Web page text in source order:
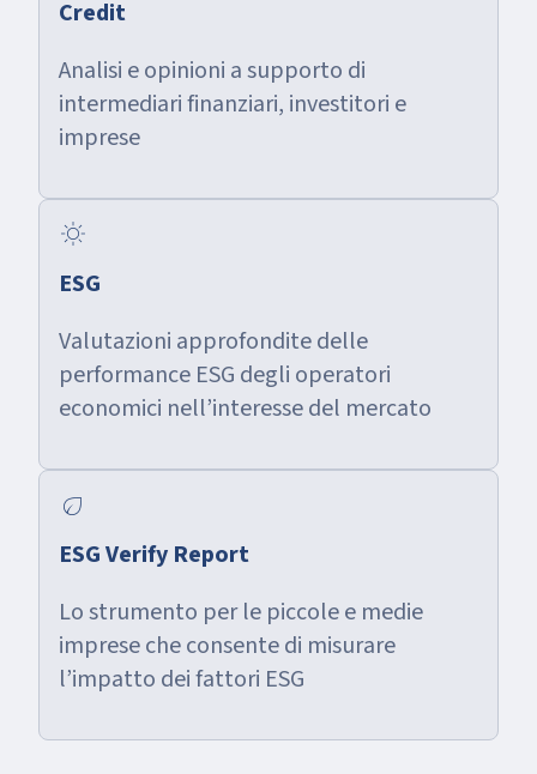
Credit
Analisi e opinioni a supporto di
intermediari finanziari, investitori e
imprese
sunny
ESG
Valutazioni approfondite delle
performance ESG degli operatori
economici nell’interesse del mercato
eco
ESG Verify Report
Lo strumento per le piccole e medie
imprese che consente di misurare
l’impatto dei fattori ESG